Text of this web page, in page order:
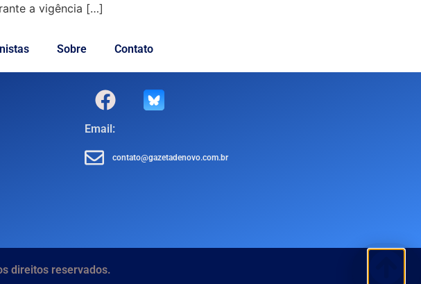
a vigência […]
Sobre Contato
Email:
contato@gazetadenovo.com.br
direitos reservados.